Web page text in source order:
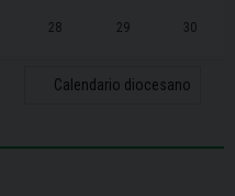
28 29 30
Calendario diocesano